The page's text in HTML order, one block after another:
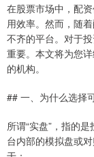
在股票市场中，配
用效率。然而，随
不齐的平台。对于
重要。本文将为您
的机构。
## 一、为什么选择
所谓“实盘”，指的
台内部的模拟盘或